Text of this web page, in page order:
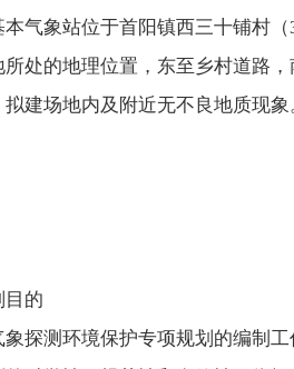
本气象站位于首阳镇西三十铺村
处的地理位置，东至乡村道路
建场地内及附近无不良地质现象
目的
象探测环境保护专项规划的编制